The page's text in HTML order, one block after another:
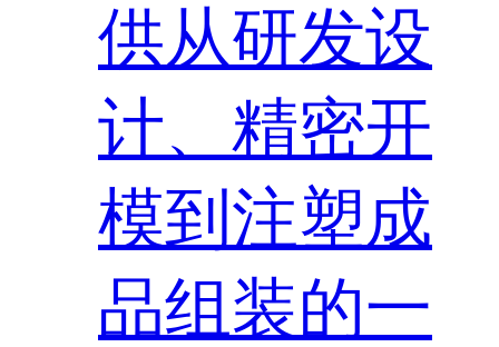
供从研发设
计、精密开
模到注塑成
品组装的一